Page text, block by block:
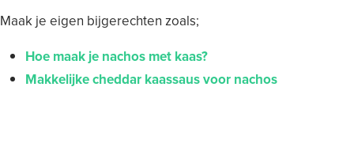
Maak je eigen bijgerechten zoals;
Hoe maak je nachos met kaas?
Makkelijke cheddar kaassaus voor nachos